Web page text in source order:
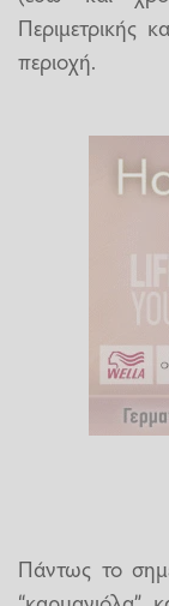
Περιμετρικής
περιοχή.
Πάντως το